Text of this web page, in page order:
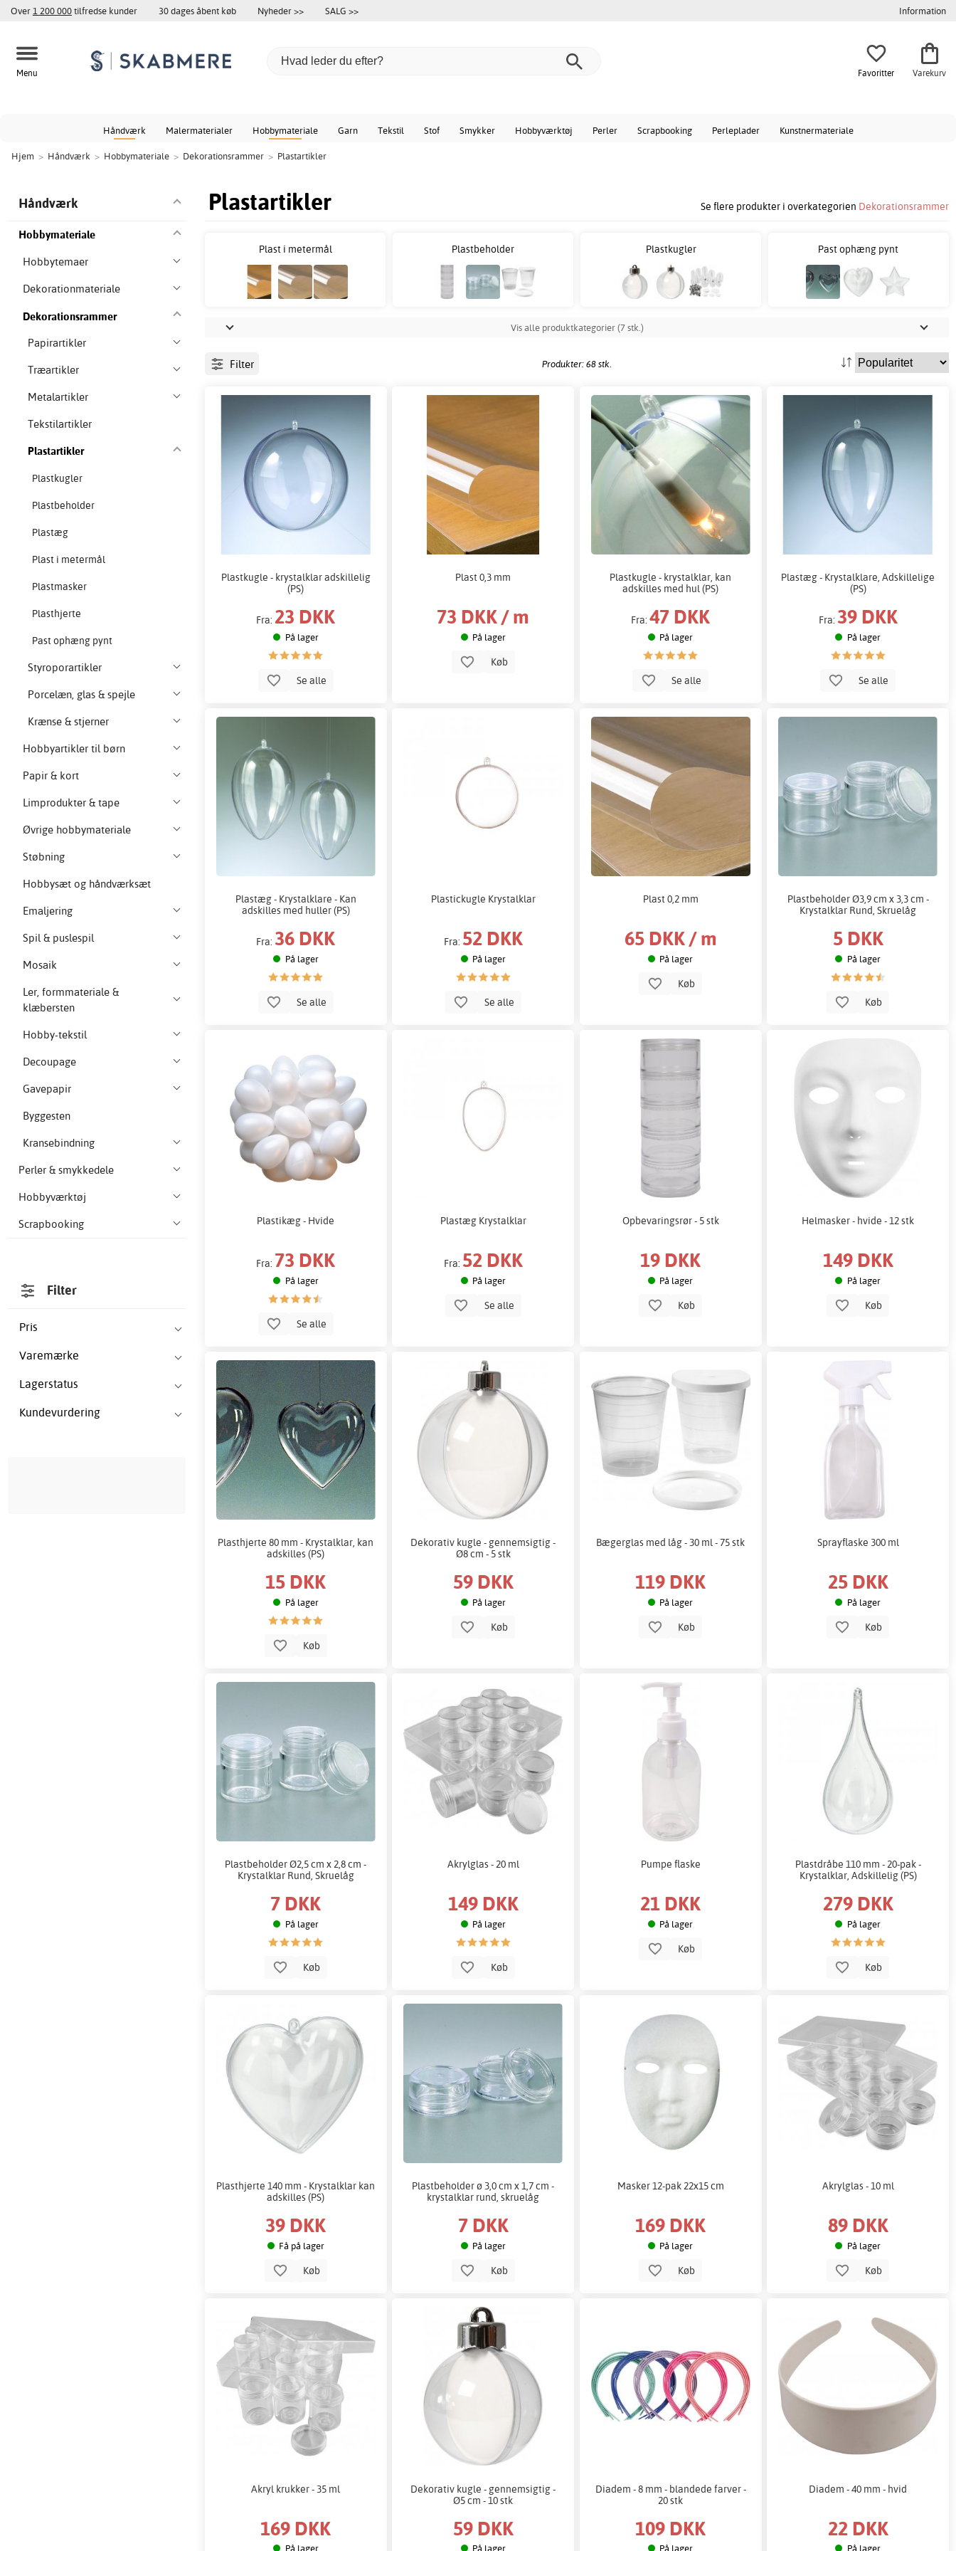
Over1 200 000tilfredse kunder 30 dages åbent køb Nyheder >> SALG >> Information
Menu Favoritter Varekurv
Håndværk Malermaterialer Hobbymateriale Garn Tekstil Stof Smykker Hobbyværktøj Perler Scrapbooking Perleplader Kunstnermateriale
Hjem > Håndværk > Hobbymateriale > Dekorationsrammer > Plastartikler
Plastartikler Se flere produkter i overkategorien Dekorationsrammer
Håndværk
Hobbymateriale
Hobbytemaer
Dekorationmateriale
Dekorationsrammer
Papirartikler
Træartikler
Metalartikler
Tekstilartikler
Plastartikler
Plastkugler
Plastbeholder
Plastæg
Plast i metermål
Plastmasker
Plasthjerte
Past ophæng pynt
Styroporartikler
Porcelæn, glas & spejle
Krænse & stjerner
Hobbyartikler til børn
Papir & kort
Limprodukter & tape
Øvrige hobbymateriale
Støbning
Hobbysæt og håndværksæt
Emaljering
Spil & puslespil
Mosaik
Ler, formmateriale &
klæbersten
Hobby-tekstil
Decoupage
Gavepapir
Byggesten
Kransebindning
Perler & smykkedele
Hobbyværktøj
Scrapbooking
Filter
Pris
Varemærke
Lagerstatus
Kundevurdering
Plast i metermål Plastbeholder Plastkugler Past ophæng pynt
Vis alle produktkategorier (7 stk.)
Filter Produkter: 68 stk.
Plastkugle - krystalklar adskillelig
(PS)
Fra: 23 DKK
På lager
Se alle
Plast 0,3 mm
73 DKK / m
På lager
Køb
Plastkugle - krystalklar, kan
adskilles med hul (PS)
Fra:47 DKK
På lager
Se alle
Plastæg - Krystalklare, Adskillelige
(PS)
Fra: 39 DKK
På lager
Se alle
Plastæg - Krystalklare - Kan
adskilles med huller (PS)
Fra: 36 DKK
På lager
Se alle
Plastickugle Krystalklar
Fra: 52 DKK
På lager
Se alle
Plast 0,2 mm
65 DKK / m
På lager
Køb
Plastbeholder Ø3,9 cm x 3,3 cm -
Krystalklar Rund, Skruelåg
5 DKK
På lager
Køb
Plastikæg - Hvide
Fra: 73 DKK
På lager
Se alle
Plastæg Krystalklar
Fra: 52 DKK
På lager
Se alle
Opbevaringsrør - 5 stk
19 DKK
På lager
Køb
Helmasker - hvide - 12 stk
149 DKK
På lager
Køb
Plasthjerte 80 mm - Krystalklar, kan
adskilles (PS)
15 DKK
På lager
Køb
Dekorativ kugle - gennemsigtig -
Ø8 cm - 5 stk
59 DKK
På lager
Køb
Bægerglas med låg - 30 ml - 75 stk
119 DKK
På lager
Køb
Sprayflaske 300 ml
25 DKK
På lager
Køb
Plastbeholder Ø2,5 cm x 2,8 cm -
Krystalklar Rund, Skruelåg
7 DKK
På lager
Køb
Akrylglas - 20 ml
149 DKK
På lager
Køb
Pumpe flaske
21 DKK
På lager
Køb
Plastdråbe 110 mm - 20-pak -
Krystalklar, Adskillelig (PS)
279 DKK
På lager
Køb
Plasthjerte 140 mm - Krystalklar kan
adskilles (PS)
39 DKK
Få på lager
Køb
Plastbeholder ø 3,0 cm x 1,7 cm -
krystalklar rund, skruelåg
7 DKK
På lager
Køb
Masker 12-pak 22x15 cm
169 DKK
På lager
Køb
Akrylglas - 10 ml
89 DKK
På lager
Køb
Akryl krukker - 35 ml
169 DKK
På lager
Dekorativ kugle - gennemsigtig -
Ø5 cm - 10 stk
59 DKK
På lager
Diadem - 8 mm - blandede farver -
20 stk
109 DKK
På lager
Diadem - 40 mm - hvid
22 DKK
På lager